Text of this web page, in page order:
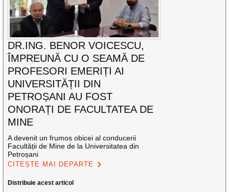
DR.ING. BENOR VOICESCU,
ÎMPREUNĂ CU O SEAMĂ DE
PROFESORI EMERIȚI AI
UNIVERSITĂȚII DIN
PETROȘANI AU FOST
ONORAȚI DE FACULTATEA DE
MINE
A devenit un frumos obicei al conducerii
Facultății de Mine de la Universitatea din
Petroșani
CITEȘTE MAI DEPARTE
Distribuie acest articol